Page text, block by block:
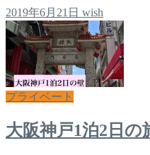
2019年6月21日 wish
プライベート
大阪神戸1泊2日の